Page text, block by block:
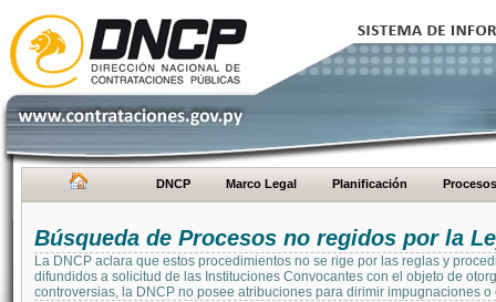
DNCP Marco Legal Planificación Procesos
Búsqueda de Procesos no regidos por la
La DNCP aclara que estos procedimientos no se rige por las reglas y
difundidos a solicitud de las Instituciones Convocantes con el objeto de
controversias, la DNCP no posee atribuciones para dirimir impugnaciones